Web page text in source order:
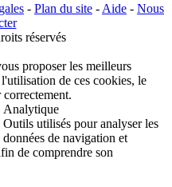
- Plan du site - Aide - Nous
réservés
proposer les meilleurs
de ces cookies, le
Analytique
Outils utilisés pour analyser les
données de navigation et
de comprendre son